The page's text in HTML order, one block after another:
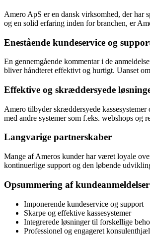
Amero ApS er en dansk virksomhed, der har
og en solid erfaring inden for branchen, er
Enestående kundeservice og
En gennemgående kommentar i de
bliver håndteret effektivt og hurtigt. Uanset
Effektive og skræddersyede
Amero tilbyder skræddersyede
med andre systemer som f.eks. webshops og
Langvarige partnerskaber
Mange af Ameros kunder har været loyale
kontinuerlige support og den løbende
Opsummering af kundeanmeldelser
Imponerende kundeservice og support
Skarpe og effektive kassesystemer
Integrerede løsninger til forskellige
Professionel og engageret